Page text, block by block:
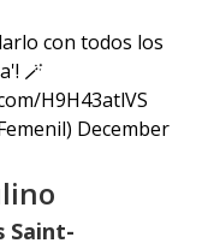
con todos los
🪄
H9H43atlVS
December
Saint-